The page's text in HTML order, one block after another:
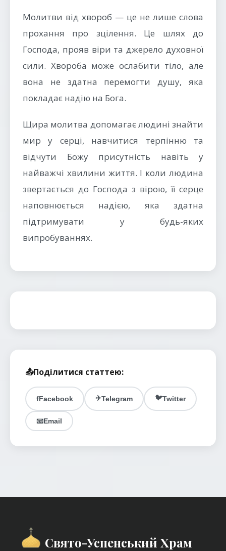
Молитви від хвороб — це не лише слова
прохання про зцілення. Це шлях до
Господа, прояв віри та джерело духовної
сили. Хвороба може ослабити тіло, але
вона не здатна перемогти душу, яка
покладає надію на Бога.
Щира молитва допомагає людині знайти
мир у серці, навчитися терпінню та
відчути Божу присутність навіть у
найважчі хвилини життя. І коли людина
звертається до Господа з вірою, її серце
наповнюється надією, яка здатна
підтримувати у будь-яких
випробуваннях.
📤Поділитися статтею:
fFacebook ✈️Telegram 🐦Twitter
📧Email
Свято-Успенський Храм